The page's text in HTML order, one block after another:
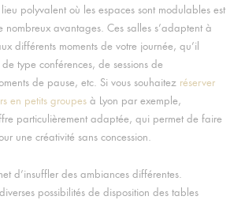
polyvalent où les espaces sont modulables est
nombreux avantages. Ces salles s’adaptent à
différents moments de votre journée, qu’il
de type conférences, de sessions de
de pause, etc. Si vous souhaitez réserver
en petits groupesà Lyon par exemple,
particulièrement adaptée, qui permet de faire
une créativité sans concession.
d’insuffler des ambiances différentes.
possibilités de disposition des tables